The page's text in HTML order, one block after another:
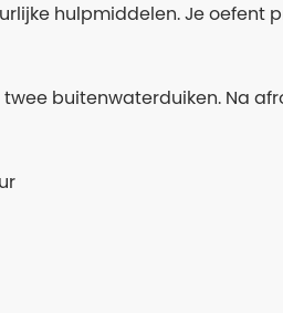
hulpmiddelen. Je
buitenwaterduiken. Na